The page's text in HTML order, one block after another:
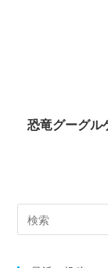
恐竜グーグル